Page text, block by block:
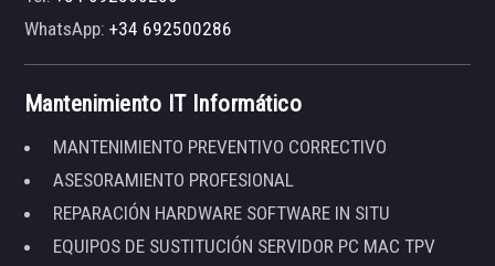
WhatsApp:+34 692500286
Mantenimiento IT Informático
MANTENIMIENTO PREVENTIVO CORRECTIVO
ASESORAMIENTO PROFESIONAL
REPARACIÓN HARDWARE SOFTWARE IN SITU
EQUIPOS DE SUSTITUCIÓN SERVIDOR PC MAC TPV